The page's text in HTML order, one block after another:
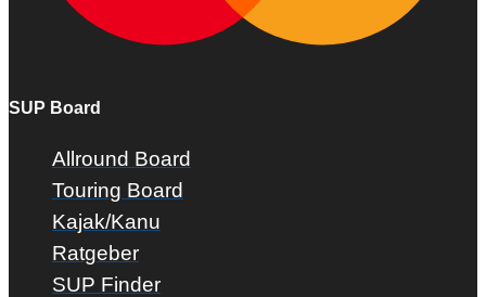
SUP Board
Allround Board
Touring Board
Kajak/Kanu
Ratgeber
SUP Finder